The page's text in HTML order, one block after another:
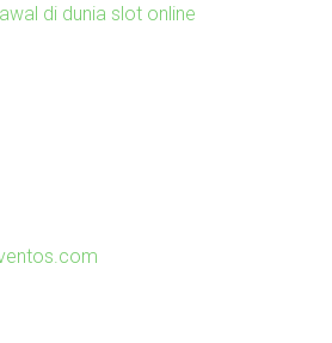
di dunia slot online